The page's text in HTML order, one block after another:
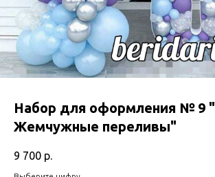
Набор для оформления № 9 "
Жемчужные переливы"
9 700 р.